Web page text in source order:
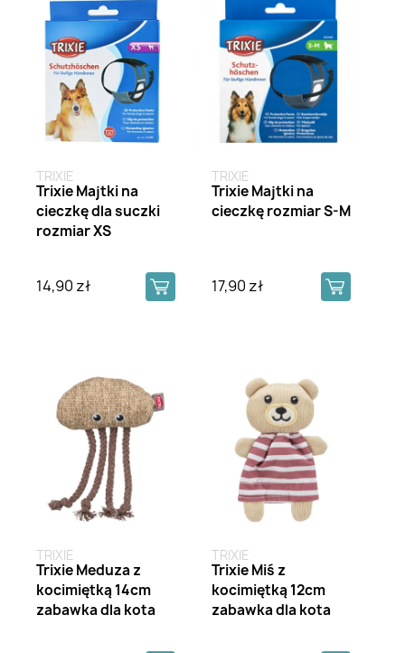
TRIXIE
Trixie Majtki na
cieczkę dla suczki
rozmiar XS
14,90 zł
TRIXIE
Trixie Majtki na
cieczkę rozmiar S-M
17,90 zł
TRIXIE
Trixie Meduza z
kocimiętką 14cm
zabawka dla kota
TRIXIE
Trixie Miś z
kocimiętką 12cm
zabawka dla kota